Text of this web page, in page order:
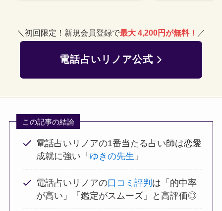
＼初回限定！新規会員登録で最大 4,200円が無料！ ／
電話占いリノア公式
この記事の結論
電話占いリノアの1番当たる占い師は恋愛
成就に強い「 ゆきの先生 」
電話占いリノアの口コミ評判 は「的中率
が高い」「鑑定がスムーズ」と高評価◎